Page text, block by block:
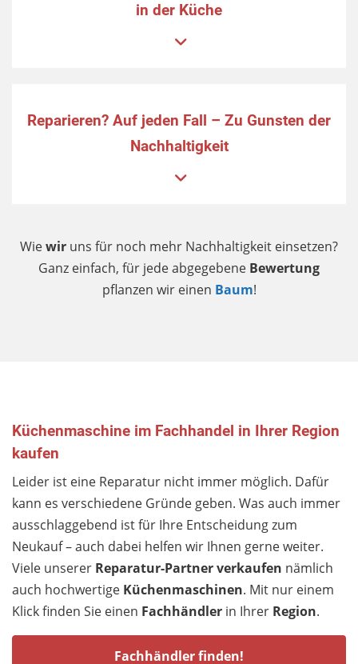
in der Küche
Reparieren? Auf jeden Fall – Zu Gunsten der
Nachhaltigkeit
Wiewir uns für noch mehr Nachhaltigkeit einsetzen?
Ganz einfach, für jede abgegebene Bewertung
pflanzen wir einen Baum!
Küchenmaschine im Fachhandel in Ihrer Region
kaufen
Leider ist eine Reparatur nicht immer möglich. Dafür
kann es verschiedene Gründe geben. Was auch immer
ausschlaggebend ist für Ihre Entscheidung zum
Neukauf – auch dabei helfen wir Ihnen gerne weiter.
Viele unserer Reparatur-Partnerverkaufen nämlich
auch hochwertige Küchenmaschinen. Mit nur einem
Klick finden Sie einen Fachhändler in Ihrer Region.
Fachhändler finden!